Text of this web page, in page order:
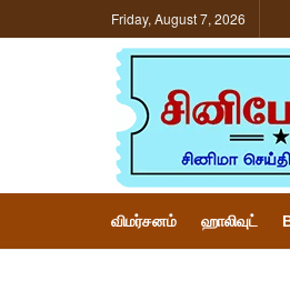
Friday, August 7, 2026
விமர்சனம் ஹாலிவுட்